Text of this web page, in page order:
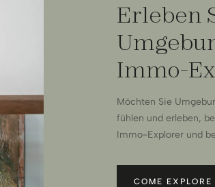
Erleben
Immo-
Möchten Sie
fühlen und erleben,
Immo-Explorer und
COME EXPLORE